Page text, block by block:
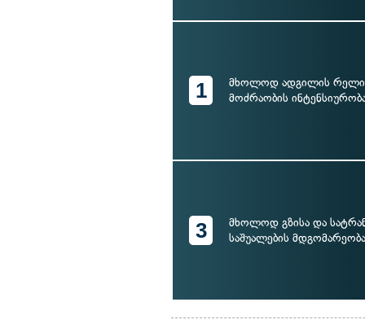
1
მხოლოდ ადგილის
მოძრაობის
3
მხოლოდ გზისა და
საშუალების მდგომარეობა